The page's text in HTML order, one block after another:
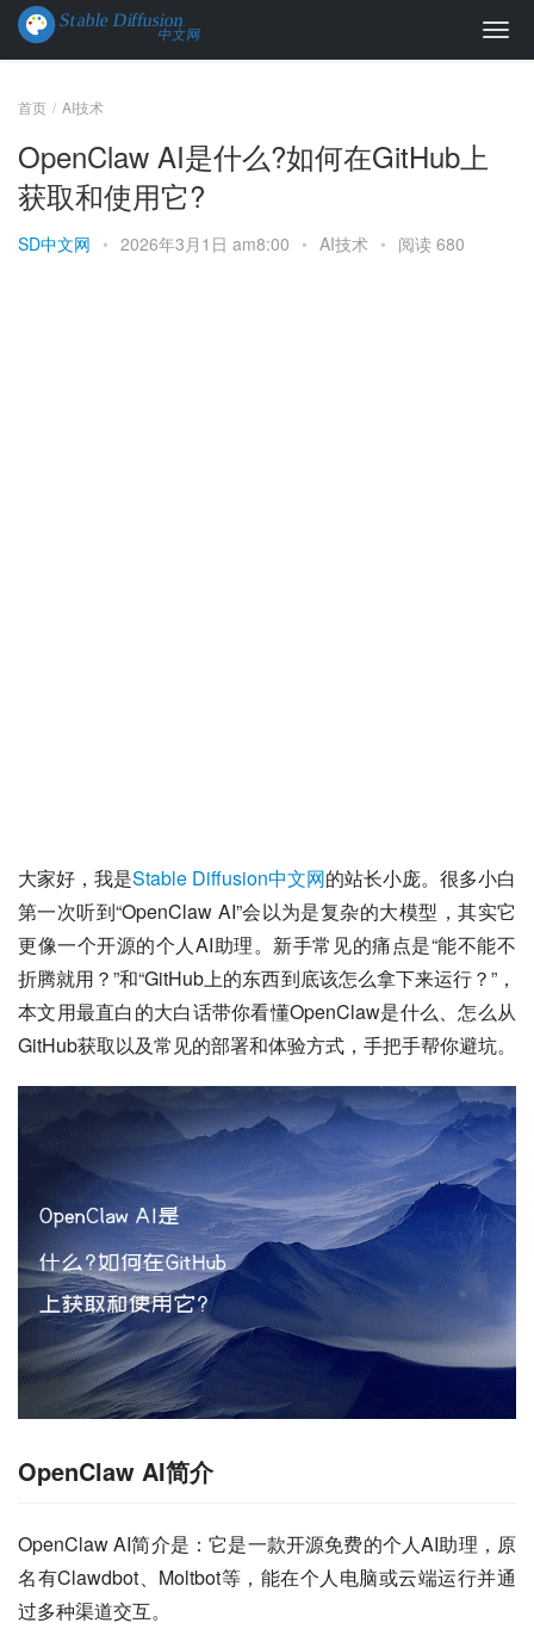
首页 AI技术
OpenClaw AI是什么?如何在GitHub上
获取和使用它?
SD中文网 • 2026年3月1日 am8:00 • AI技术 • 阅读 680
大家好，我是Stable Diffusion中文网的站长小庞。很多小白
第一次听到“OpenClaw AI”会以为是复杂的大模型，其实它
更像一个开源的个人AI助理。新手常见的痛点是“能不能不
折腾就用？”和“GitHub上的东西到底该怎么拿下来运行？”，
本文用最直白的大白话带你看懂OpenClaw是什么、怎么从
GitHub获取以及常见的部署和体验方式，手把手帮你避坑。
OpenClaw AI简介
OpenClaw AI简介是：它是一款开源免费的个人AI助理，原
名有Clawdbot、Moltbot等，能在个人电脑或云端运行并通
过多种渠道交互。